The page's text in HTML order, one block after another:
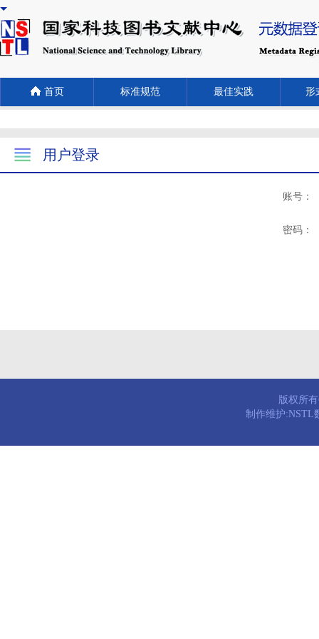
首页 标准规范 最佳实践 形
用户登录
账号：
密码：
版权所
制作维护:NSTL